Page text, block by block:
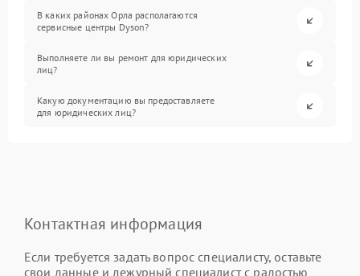
В каких районах Орла располагаются
сервисные центры Dyson?
Выполняете ли вы ремонт для юридических
лиц?
Какую документацию вы предоставляете
для юридических лиц?
Контактная информация
Если требуется задать вопрос специалисту, оставьте
свои данные и дежурный специалист с радостью